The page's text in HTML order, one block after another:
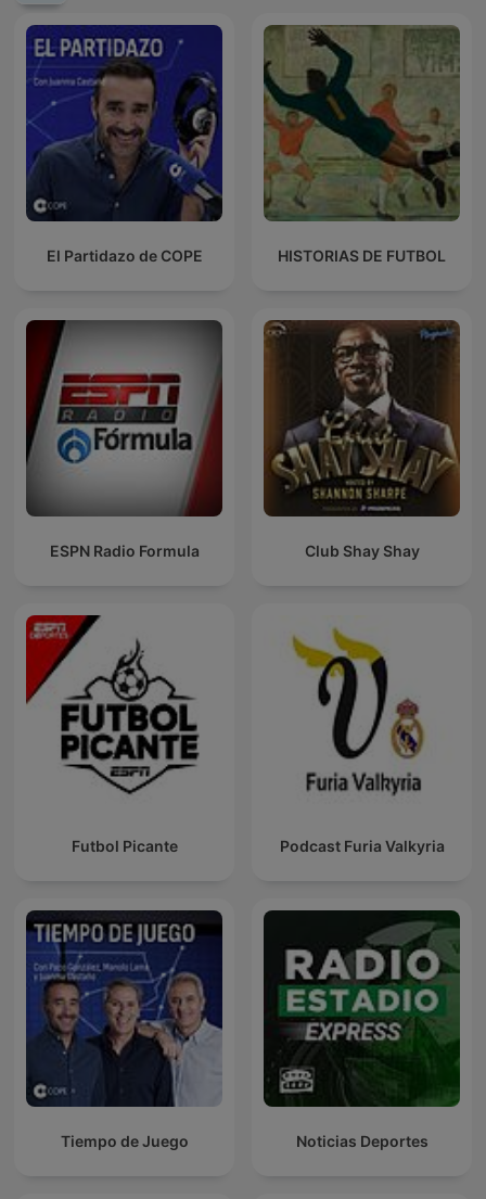
El Partidazo de COPE HISTORIAS DE FUTBOL
ESPN Radio Formula Club Shay Shay
Futbol Picante Podcast Furia Valkyria
Tiempo de Juego Noticias Deportes